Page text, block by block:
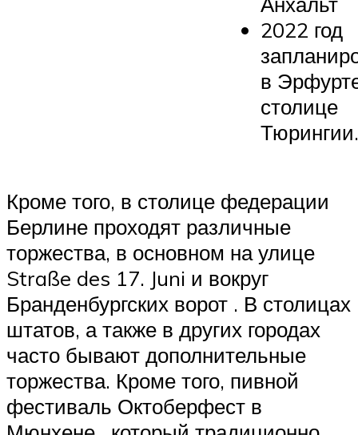
2022 год
в
столице
Тюрингии.
Кроме того, в столице федерации
Берлине проходят различные
торжества, в основном на улице
Straße des 17. Juni и вокруг
Бранденбургских ворот . В столицах
штатов, а также в других городах
часто бывают дополнительные
торжества. Кроме того, пивной
фестиваль Октоберфест в